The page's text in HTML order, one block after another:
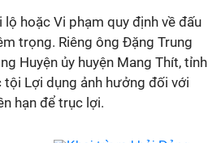
hoặc Vi phạm quy định về đấu
trọng. Riêng ông Đặng Trung
Huyện ủy huyện Mang Thít, tỉnh
tội Lợi dụng ảnh hưởng đối với
hạn để trục lợi.